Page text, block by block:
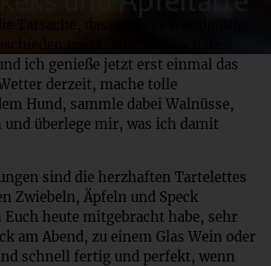
Tatsache, dass man sich endgültig
muss. Aber der nächste
ich genieße jetzt erst einmal das
derzeit, mache tolle
Hund, sammle dabei Walnüsse,
und überlege mir, was ich damit
sind die herzhaften Tartelettes
Zwiebeln, Äpfeln und Speck
heute mitgebracht habe, sehr
am Abend, zu einem Glas Wein oder
schnell fertig und perfekt, wenn